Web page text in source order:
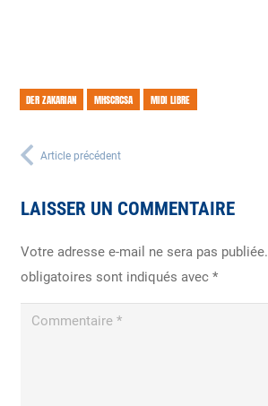
DER ZAKARIAN MHSCRCSA MIDI LIBRE
Article précédent
LAISSER UN COMMENTAIRE
Votre adresse e-mail ne sera pas publiée.
obligatoires sont indiqués avec *